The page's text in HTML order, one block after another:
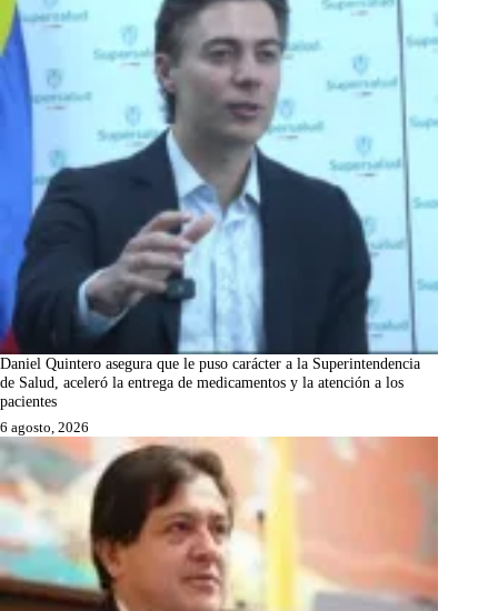
Daniel Quintero asegura que le puso carácter a la Superintendencia
de Salud, aceleró la entrega de medicamentos y la atención a los
pacientes
6 agosto, 2026